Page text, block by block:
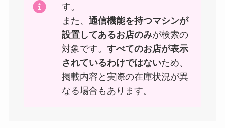
す。
また、通信機能を持つマシンが
設置してあるお店のみが検索の
対象です。すべてのお店が表示
されているわけではないため、
掲載内容と実際の在庫状況が異
なる場合もあります。